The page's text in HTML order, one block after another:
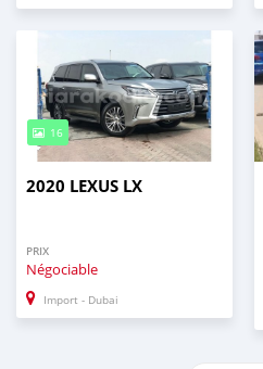
16
2020 LEXUS LX
PRIX
Négociable
Import - Dubai